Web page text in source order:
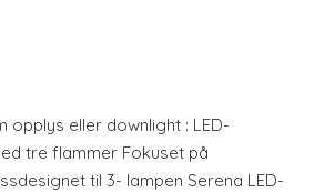
opplys eller downlight : LED-
tre flammer Fokuset på
til 3- lampen Serena LED-